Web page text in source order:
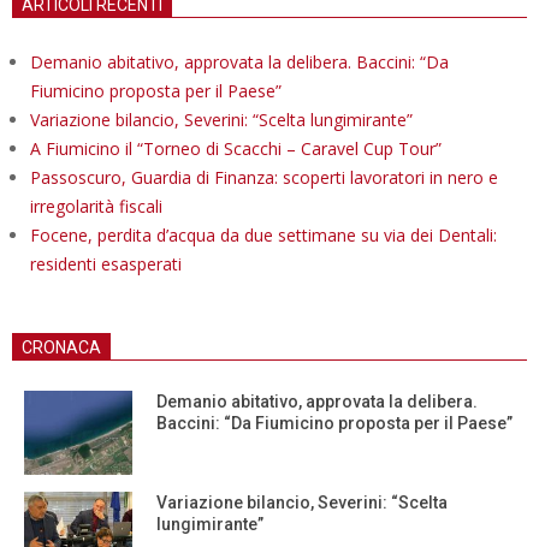
ARTICOLI RECENTI
Demanio abitativo, approvata la delibera. Baccini: “Da
Fiumicino proposta per il Paese”
Variazione bilancio, Severini: “Scelta lungimirante”
A Fiumicino il “Torneo di Scacchi – Caravel Cup Tour”
Passoscuro, Guardia di Finanza: scoperti lavoratori in nero e
irregolarità fiscali
Focene, perdita d’acqua da due settimane su via dei Dentali:
residenti esasperati
CRONACA
Demanio abitativo, approvata la delibera.
Baccini: “Da Fiumicino proposta per il Paese”
Variazione bilancio, Severini: “Scelta
lungimirante”